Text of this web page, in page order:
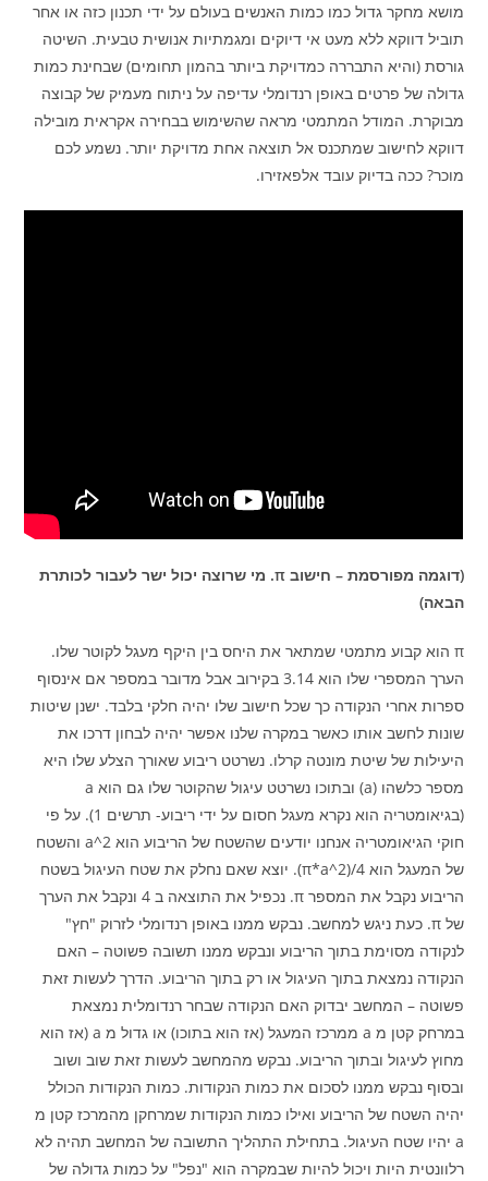
מושא מחקר גדול כמו כמות האנשים בעולם על ידי תכנון כזה או אחר
תוביל דווקא ללא מעט אי דיוקים ומגמתיות אנושית טבעית. השיטה
גורסת (והיא התבררה כמדויקת ביותר בהמון תחומים) שבחינת כמות
גדולה של פרטים באופן רנדומלי עדיפה על ניתוח מעמיק של קבוצה
מבוקרת. המודל המתמטי מראה שהשימוש בבחירה אקראית מובילה
דווקא לחישוב שמתכנס אל תוצאה אחת מדויקת יותר. נשמע לכם
מוכר? ככה בדיוק עובד אלפאזירו.
(דוגמה מפורסמת – חישוב π. מי שרוצה יכול ישר לעבור לכותרת
הבאה)
π הוא קבוע מתמטי שמתאר את היחס בין היקף מעגל לקוטר שלו.
הערך המספרי שלו הוא 3.14 בקירוב אבל מדובר במספר אם אינסוף
ספרות אחרי הנקודה כך שכל חישוב שלו יהיה חלקי בלבד. ישנן שיטות
שונות לחשב אותו כאשר במקרה שלנו אפשר יהיה לבחון דרכו את
היעילות של שיטת מונטה קרלו. נשרטט ריבוע שאורך הצלע שלו היא
מספר כלשהו (a) ובתוכו נשרטט עיגול שהקוטר שלו גם הוא a
(בגיאומטריה הוא נקרא מעגל חסום על ידי ריבוע- תרשים 1). על פי
חוקי הגיאומטריה אנחנו יודעים שהשטח של הריבוע הוא a^2 והשטח
של המעגל הוא 4/(π*a^2). יוצא שאם נחלק את שטח העיגול בשטח
הריבוע נקבל את המספר π. נכפיל את התוצאה ב 4 ונקבל את הערך
של π. כעת ניגש למחשב. נבקש ממנו באופן רנדומלי לזרוק "חץ"
לנקודה מסוימת בתוך הריבוע ונבקש ממנו תשובה פשוטה – האם
הנקודה נמצאת בתוך העיגול או רק בתוך הריבוע. הדרך לעשות זאת
פשוטה – המחשב יבדוק האם הנקודה שבחר רנדומלית נמצאת
במרחק קטן מ a ממרכז המעגל (אז הוא בתוכו) או גדול מ a (אז הוא
מחוץ לעיגול ובתוך הריבוע. נבקש מהמחשב לעשות זאת שוב ושוב
ובסוף נבקש ממנו לסכום את כמות הנקודות. כמות הנקודות הכולל
יהיה השטח של הריבוע ואילו כמות הנקודות שמרחקן מהמרכז קטן מ
a יהיו שטח העיגול. בתחילת התהליך התשובה של המחשב תהיה לא
רלוונטית היות ויכול להיות שבמקרה הוא "נפל" על כמות גדולה של